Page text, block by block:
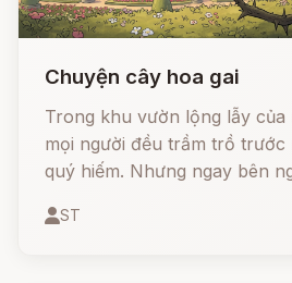
Chuyện cây hoa gai
Trong khu vườn lộng lẫy của
mọi người đều trầm trồ trước
quý hiếm. Nhưng ngay bên
đầu. 🌺
ST